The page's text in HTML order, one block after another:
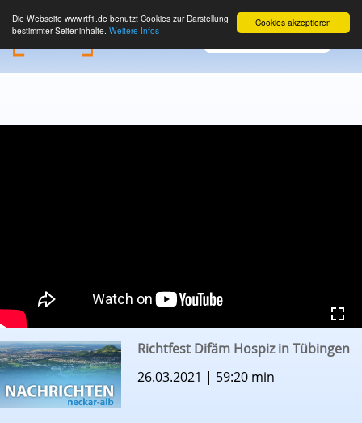
Cookies akzeptieren
Die Webseite www.rtf1.de benutzt Cookies zur Darstellung
bestimmter Seiteninhalte. Weitere Infos
Richtfest Difäm Hospiz in Tübingen
26.03.2021 | 59:20 min